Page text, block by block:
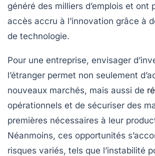
généré des milliers d’emplois et ont
accès accru à l’innovation grâce à
de technologie.
Pour une entreprise, envisager
l’étranger permet non seulement
nouveaux marchés, mais aussi de
opérationnels et de sécuriser des
premières nécessaires à leur
Néanmoins, ces opportunités
risques variés, tels que l’instabilité